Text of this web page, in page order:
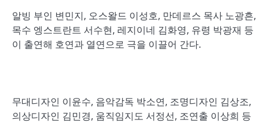
알빙 부인 변민지, 오스왈드 이성호, 만데르스 목사 노광흔,
목수 엥스트란트 서수현, 레지이네 김화영, 유령 박광재 등
이 출연해 호연과 열연으로 극을 이끌어 간다.
무대디자인 이윤수, 음악감독 박소연, 조명디자인 김상조,
의상디자인 김민경, 움직임지도 서정선, 조연출 이상희 등